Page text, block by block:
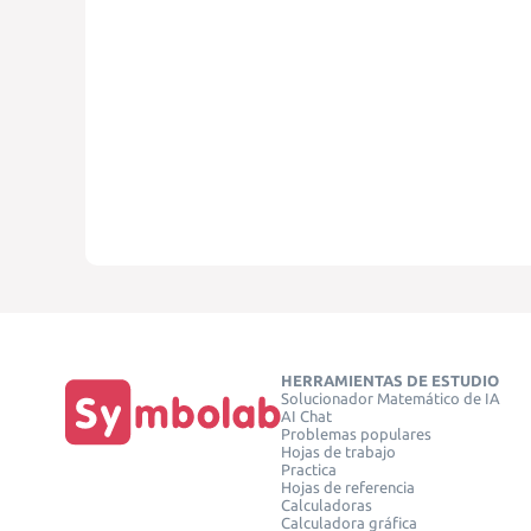
HERRAMIENTAS DE ESTUDIO
Solucionador Matemático de IA
AI Chat
Problemas populares
Hojas de trabajo
Practica
Hojas de referencia
Calculadoras
Calculadora gráfica